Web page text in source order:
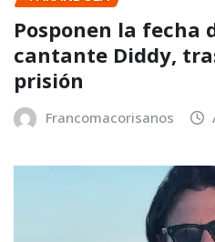
Posponen la fecha
cantante Diddy,
prisión
Francomacorisanos